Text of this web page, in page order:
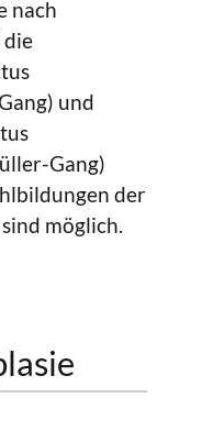
nach
die
und
Gang)
der
möglich.